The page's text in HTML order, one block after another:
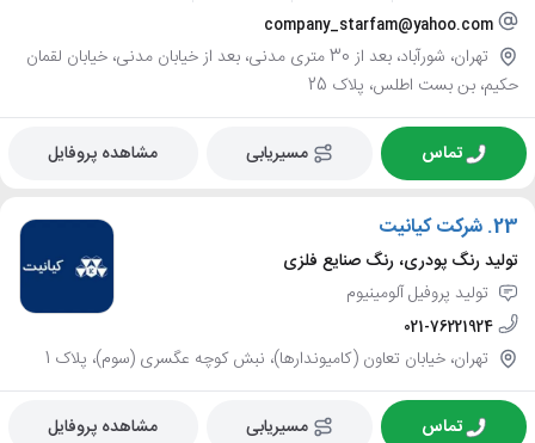
company_starfam@yahoo.com
تهران، شورآباد، بعد از 30 متری مدنی، بعد از خیابان مدنی، خیابان لقمان
حکیم، بن بست اطلس، پلاک 25
تماس مسیریابی مشاهده پروفایل
23. شرکت کیانیت
تولید رنگ پودری، رنگ صنایع فلزی
تولید پروفیل آلومینیوم
021-76221924
تهران، خیابان تعاون (کامیوندارها)، نبش کوچه عگسری (سوم)، پلاک 1
تماس مسیریابی مشاهده پروفایل